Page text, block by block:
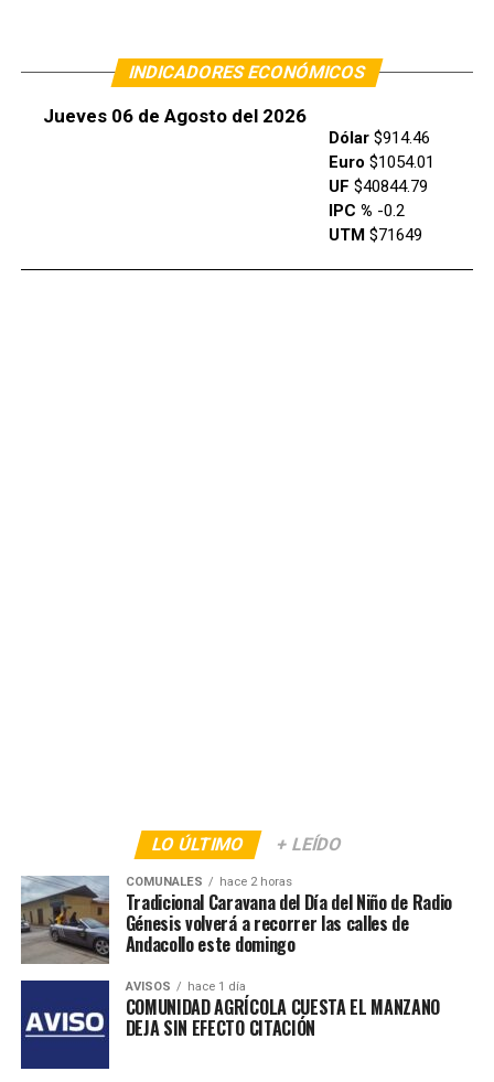
INDICADORES ECONÓMICOS
Jueves 06 de Agosto del 2026
Dólar$914.46
Euro $1054.01
UF $40844.79
IPC % -0.2
UTM$71649
LO ÚLTIMO + LEÍDO
COMUNALES hace 2 horas
Tradicional Caravana del Día del Niño de Radio
Génesis volverá a recorrer las calles de
Andacollo este domingo
AVISOS hace 1 día
COMUNIDAD AGRÍCOLA CUESTA EL MANZANO
DEJA SIN EFECTO CITACIÓN